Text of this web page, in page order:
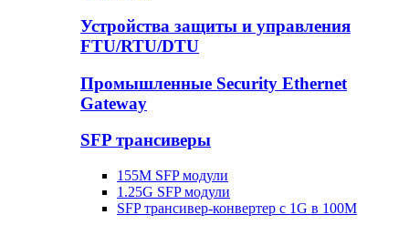
Устройства защиты и управления
FTU/RTU/DTU
Промышленные Security Ethernet
Gateway
SFP трансиверы
155M SFP модули
1.25G SFP модули
SFP трансивер-конвертер с 1G в 100М